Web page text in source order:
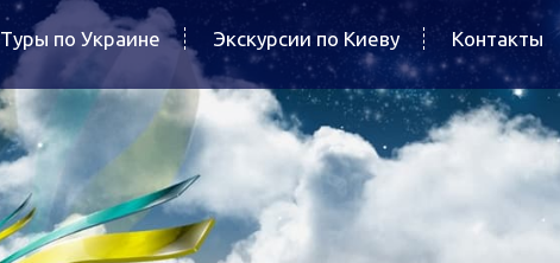
Туры по Украине Экскурсии по Киеву Контакты